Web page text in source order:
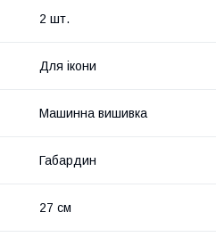
2 шт.
Для ікони
Машинна вишивка
Габардин
27 см